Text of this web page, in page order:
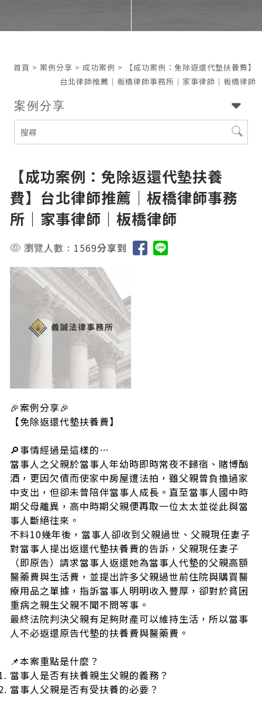
首頁 > 案例分享 > 成功案例 > 【成功案例：免除返還代墊扶養費】
台北律師推薦｜板橋律師事務所｜家事律師｜板橋律師
案例分享
【成功案例：免除返還代墊扶養
費】台北律師推薦｜板橋律師事務
所｜家事律師｜板橋律師
分享到
瀏覽人數： 1569
🎉案例分享🎉
【免除返還代墊扶養費】
🔎事情經過是這樣的…
當事人之父親於當事人年幼時即時常夜不歸宿、賭博酗
酒，更因欠債而使家中房屋遭法拍，雖父親曾負擔過家
中支出，但卻未曾陪伴當事人成長。直至當事人國中時
期父母離異，高中時期父親便再取一位太太並從此與當
事人斷絕往來。
不料10幾年後，當事人卻收到父親過世、父親現任妻子
對當事人提出返還代墊扶養費的告訴，父親現任妻子
（即原告）請求當事人返還她為當事人代墊的父親高額
醫藥費與生活費，並提出許多父親過世前住院與購買醫
療用品之單據，指訴當事人明明收入豐厚，卻對於貧困
重病之親生父親不聞不問等事。
最終法院判決父親有足夠財產可以維持生活，所以當事
人不必返還原告代墊的扶養費與醫藥費。
📌本案重點是什麼？
當事人是否有扶養親生父親的義務？
當事人父親是否有受扶養的必要？